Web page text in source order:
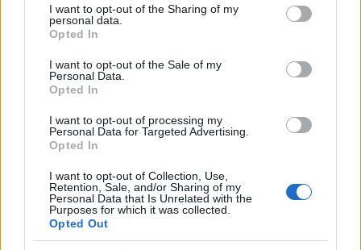
not limited to your visit or usage behaviour. You may click to
grant or deny consent to Google and its third-party tags to
use your data for below specified purposes in below Google
consent section.
I want to opt-out of the Sharing of my
personal data.
Opted In
I want to opt-out of the Sale of my
Personal Data.
Opted In
I want to opt-out of processing my
Personal Data for Targeted Advertising.
Opted In
I want to opt-out of Collection, Use,
Retention, Sale, and/or Sharing of my
Personal Data that Is Unrelated with the
Purposes for which it was collected.
Opted Out
το ελληνικό καλοκαίρι και ένας
πολιτισμός που μας ενώνει κάθε μέρα.
ΟΣΑ ΧΡΕΙΑΖΕΣΑΙ
ΓΙΑ ΤΟ ΚΑΛΟΚΑΙΡΙ ΣΟΥ →
ΤΟ ΠΑΡΟΝ ΤΗΣ ΚΥΡΙΑΚΗΣ